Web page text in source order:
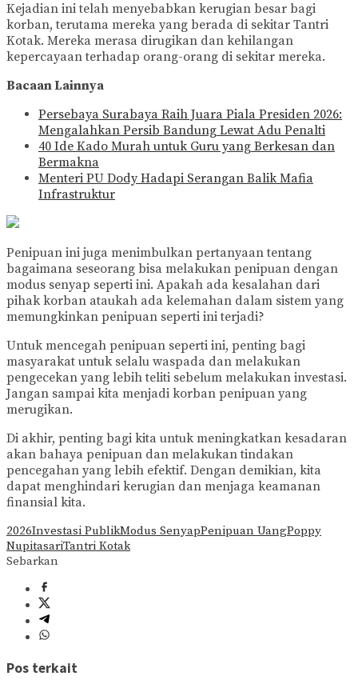
Kejadian ini telah menyebabkan kerugian besar bagi
korban, terutama mereka yang berada di sekitar Tantri
Kotak. Mereka merasa dirugikan dan kehilangan
kepercayaan terhadap orang-orang di sekitar mereka.
Bacaan Lainnya
Persebaya Surabaya Raih Juara Piala Presiden 2026:
Mengalahkan Persib Bandung Lewat Adu Penalti
40 Ide Kado Murah untuk Guru yang Berkesan dan
Bermakna
Menteri PU Dody Hadapi Serangan Balik Mafia
Infrastruktur
Penipuan ini juga menimbulkan pertanyaan tentang
bagaimana seseorang bisa melakukan penipuan dengan
modus senyap seperti ini. Apakah ada kesalahan dari
pihak korban ataukah ada kelemahan dalam sistem yang
memungkinkan penipuan seperti ini terjadi?
Untuk mencegah penipuan seperti ini, penting bagi
masyarakat untuk selalu waspada dan melakukan
pengecekan yang lebih teliti sebelum melakukan investasi.
Jangan sampai kita menjadi korban penipuan yang
merugikan.
Di akhir, penting bagi kita untuk meningkatkan kesadaran
akan bahaya penipuan dan melakukan tindakan
pencegahan yang lebih efektif. Dengan demikian, kita
dapat menghindari kerugian dan menjaga keamanan
finansial kita.
2026Investasi PublikModus SenyapPenipuan UangPoppy
NupitasariTantri Kotak
Sebarkan
Pos terkait